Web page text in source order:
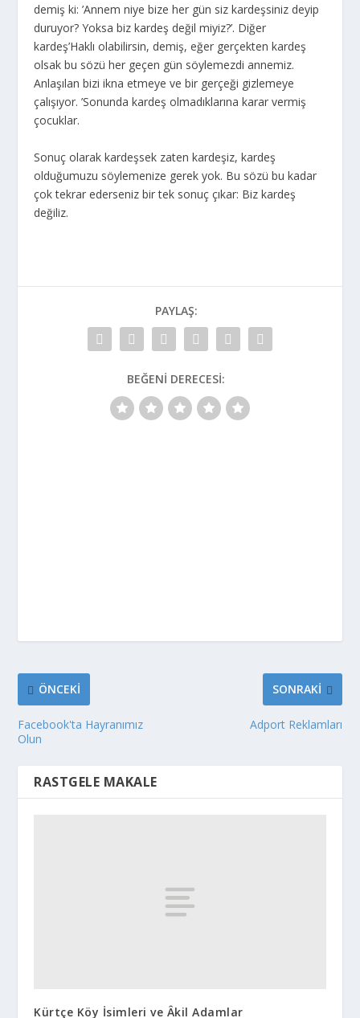
demiş ki: ’Annem niye bize her gün siz kardeşsiniz deyip
duruyor? Yoksa biz kardeş değil miyiz?’. Diğer
kardeş’Haklı olabilirsin, demiş, eğer gerçekten kardeş
olsak bu sözü her geçen gün söylemezdi annemiz.
Anlaşılan bizi ikna etmeye ve bir gerçeği gizlemeye
çalışıyor. ’Sonunda kardeş olmadıklarına karar vermiş
çocuklar.
Sonuç olarak kardeşsek zaten kardeşiz, kardeş
olduğumuzu söylemenize gerek yok. Bu sözü bu kadar
çok tekrar ederseniz bir tek sonuç çıkar: Biz kardeş
değiliz.
PAYLAŞ:
BEĞENI DERECESI:
ÖNCEKI
Facebook'ta Hayranımız
Olun
SONRAKI
Adport Reklamları
RASTGELE MAKALE
Kürtçe Köy İsimleri ve Âkil Adamlar